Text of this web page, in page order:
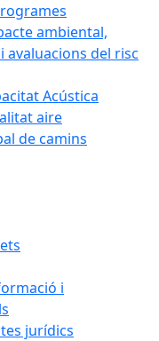
ambiental,
avaluacions del risc
Acústica
aire
de camins
i
jurídics